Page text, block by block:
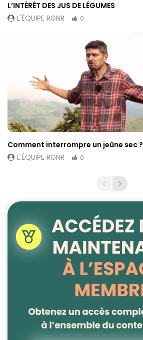
L’INTÉRÊT DES JUS DE LÉGUMES
L'ÉQUIPE RGNR
0
Comment interrompre un jeûne sec ?
L'ÉQUIPE RGNR
0